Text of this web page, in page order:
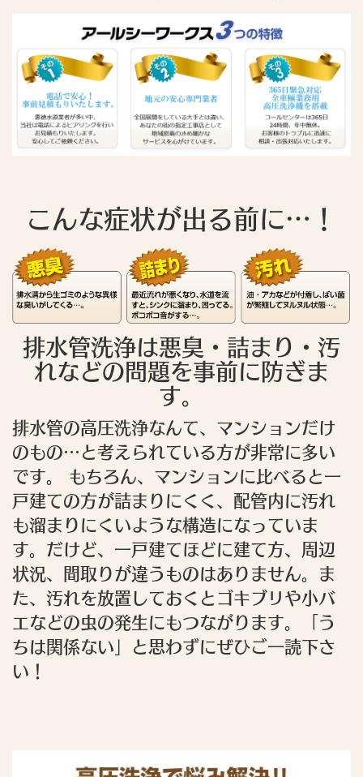
こんな症状が出る前に…！
排水管洗浄は悪臭・詰まり・汚
れなどの問題を事前に防ぎま
す。
排水管の高圧洗浄なんて、マンションだけ
のもの…と考えられている方が非常に多い
です。 もちろん、マンションに比べると一
戸建ての方が詰まりにくく、配管内に汚れ
も溜まりにくいような構造になっていま
す。だけど、一戸建てほどに建て方、周辺
状況、間取りが違うものはありません。ま
た、汚れを放置しておくとゴキブリや小バ
エなどの虫の発生にもつながります。「う
ちは関係ない」と思わずにぜひご一読下さ
い！